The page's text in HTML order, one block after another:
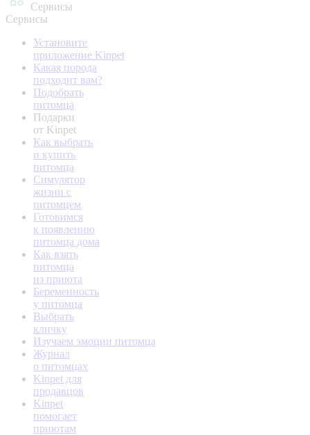
Сервисы
Сервисы
Установите
приложение Kinpet
Какая порода
подходит вам?
Подобрать
питомца
Подарки
от Kinpet
Как выбрать
и купить
питомца
Симулятор
жизни с
питомцем
Готовимся
к появлению
питомца дома
Как взять
питомца
из приюта
Беременность
у питомца
Выбрать
кличку
Изучаем эмоции питомца
Журнал
о питомцах
Kinpet для
продавцов
Kinpet
помогает
приютам